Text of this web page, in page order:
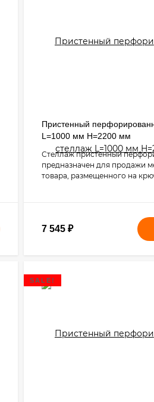
Пристенный
L=1000 мм H=2200 мм
Стеллаж пристенный
предназначен для продажи
товара, размещенного на
7 545₽
SALE!